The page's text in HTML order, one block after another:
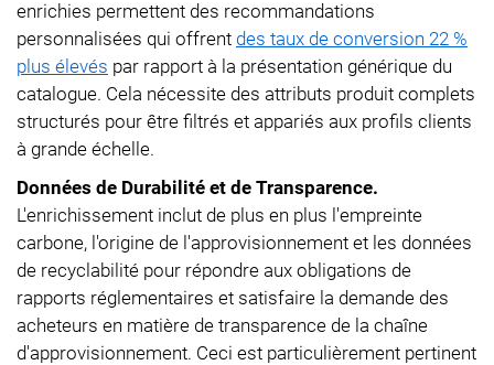
enrichies permettent des recommandations
personnalisées qui offrent des taux de conversion 22 %
plus élevés par rapport à la présentation générique du
catalogue. Cela nécessite des attributs produit complets
structurés pour être filtrés et appariés aux profils clients
à grande échelle.
Données de Durabilité et de Transparence.
L'enrichissement inclut de plus en plus l'empreinte
carbone, l'origine de l'approvisionnement et les données
de recyclabilité pour répondre aux obligations de
rapports réglementaires et satisfaire la demande des
acheteurs en matière de transparence de la chaîne
d'approvisionnement. Ceci est particulièrement pertinent